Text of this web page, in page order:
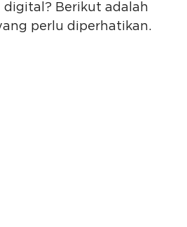
digital? Berikut adalah
perlu diperhatikan.